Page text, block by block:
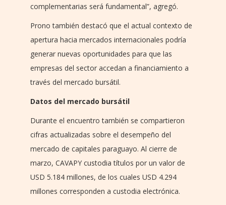
complementarias será fundamental”, agregó.
Prono también destacó que el actual contexto de
apertura hacia mercados internacionales podría
generar nuevas oportunidades para que las
empresas del sector accedan a financiamiento a
través del mercado bursátil.
Datos del mercado bursátil
Durante el encuentro también se compartieron
cifras actualizadas sobre el desempeño del
mercado de capitales paraguayo. Al cierre de
marzo, CAVAPY custodia títulos por un valor de
USD 5.184 millones, de los cuales USD 4.294
millones corresponden a custodia electrónica.